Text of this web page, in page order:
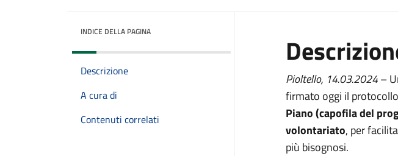
INDICE DELLA PAGINA
Descrizione
A cura di
Contenuti correlati
Pioltello, 14.03.2024–
firmato oggi il
Piano (capofila del
volontariato, per
più bisognosi.